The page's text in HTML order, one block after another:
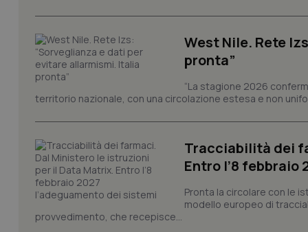
West Nile. Rete
pronta”
“La stagione 2026
territorio nazionale, con una circolazione estesa e non
Tracciabilità dei
Entro l’8 febbraio
Pronta la circolare con le
modello europeo di
provvedimento, che recepisce...
_ga
_ga_KM60CM4NPH